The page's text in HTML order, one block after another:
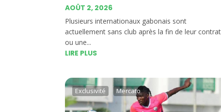
AOÛT 2, 2026
Plusieurs internationaux gabonais sont
actuellement sans club après la fin de leur contrat
ou une...
LIRE PLUS
Exclusivité Mercato